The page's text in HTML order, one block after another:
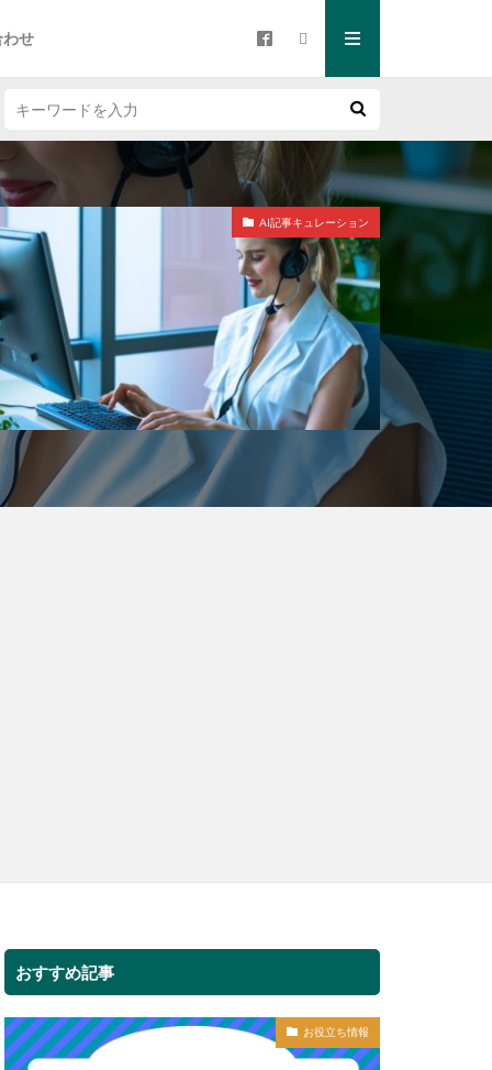
せ
AI記事キュレーション
おすすめ記事
お役立ち情報